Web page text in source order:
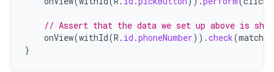
// Assert that the data we set up above is
onView(withId(R . id .phoneNumber)).check(matches
}